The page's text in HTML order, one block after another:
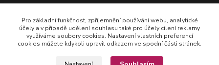
Zákaznická linka vlasy-24.cz
+420 777 164 090
Pro základní funkčnost, zpříjemnění používání webu, analytické
účely a v případě udělení souhlasu také pro účely cílení reklamy
využíváme soubory cookies. Nastavení vlastních preferencí
cookies můžete kdykoli upravit odkazem ve spodní části stránek.